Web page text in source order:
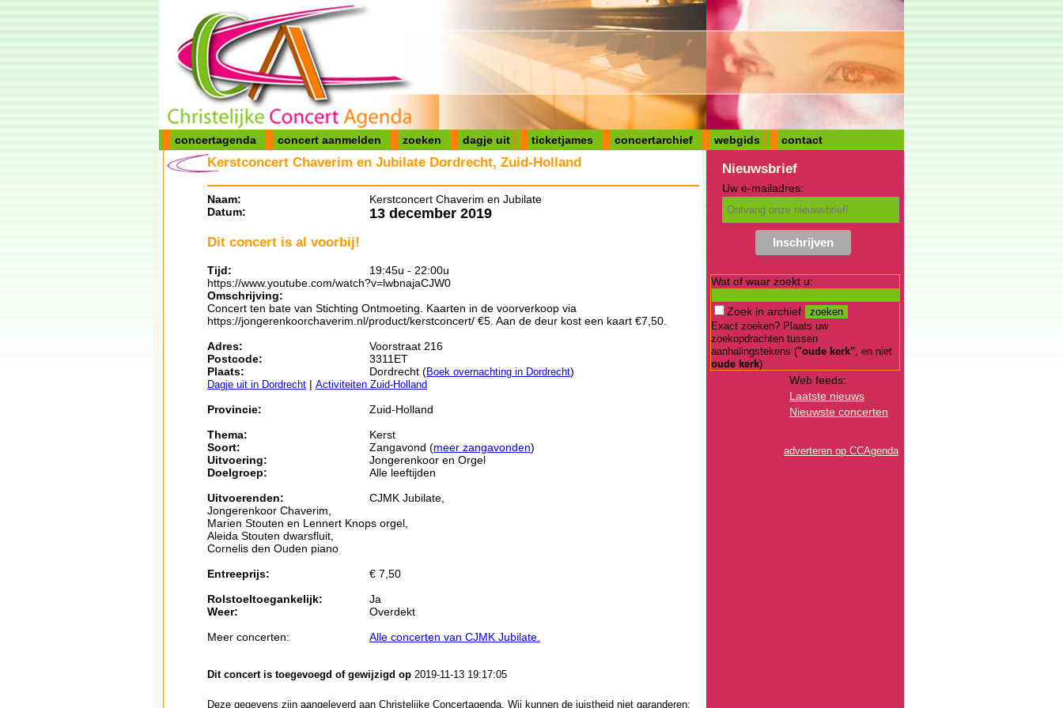
concertagenda concert aanmelden zoeken dagje uit ticketjames concertarchief webgids contact
Kerstconcert Chaverim en Jubilate Dordrecht, Zuid-Holland
Naam:
Kerstconcert Chaverim en Jubilate
Datum:
13 december 2019
Dit concert is al voorbij!
Tijd:
19:45u - 22:00u
https://www.youtube.com/watch?v=lwbnajaCJW0
Omschrijving:
Concert ten bate van Stichting Ontmoeting. Kaarten in de voorverkoop via
https://jongerenkoorchaverim.nl/product/kerstconcert/ €5. Aan de deur kost een kaart €7,50.
Adres:
Voorstraat 216
Postcode:
3311ET
Plaats:
Dordrecht (Boek overnachting in Dordrecht)
Dagje uit in Dordrecht | Activiteiten Zuid-Holland
Provincie:
Zuid-Holland
Thema:
Kerst
Soort:
Zangavond (meer zangavonden)
Uitvoering:
Jongerenkoor en Orgel
Doelgroep:
Alle leeftijden
Uitvoerenden:
CJMK Jubilate,
Jongerenkoor Chaverim,
Marien Stouten en Lennert Knops orgel,
Aleida Stouten dwarsfluit,
Cornelis den Ouden piano
Entreeprijs:
€ 7,50
Rolstoeltoegankelijk:
Ja
Weer:
Overdekt
Meer concerten:
Alle concerten van CJMK Jubilate.
Dit concert is toegevoegd of gewijzigd op 2019-11-13 19:17:05
Deze gegevens zijn aangeleverd aan Christelijke Concertagenda. Wij kunnen de juistheid niet garanderen:
Nieuwsbrief
Uw e-mailadres:
Wat of waar zoekt u:
Zoek in archief
Exact zoeken? Plaats uw
zoekopdrachten tussen
aanhalingstekens ("oude kerk", en niet
oude kerk)
Web feeds:
Laatste nieuws
Nieuwste concerten
adverteren op CCAgenda